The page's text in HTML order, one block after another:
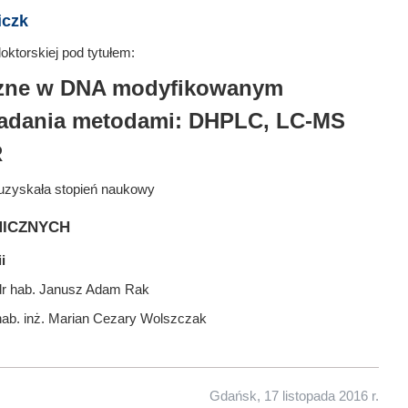
pod tytułem:
w DNA modyfikowanym
metodami: DHPLC, LC-MS
stopień naukowy
hab. Janusz Adam Rak
inż. Marian Cezary Wolszczak
Gdańsk, 17 listopada 2016 r.